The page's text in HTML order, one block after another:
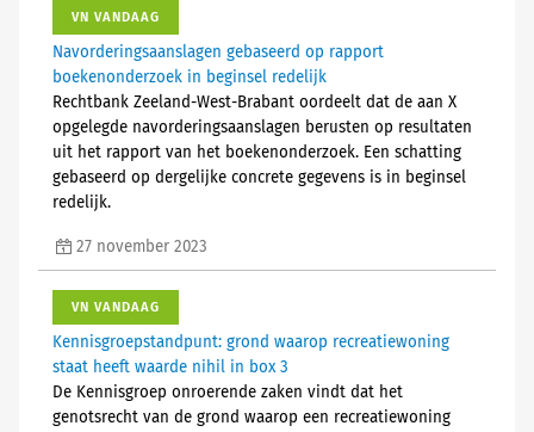
VN VANDAAG
Navorderingsaanslagen gebaseerd op rapport
boekenonderzoek in beginsel redelijk
Rechtbank Zeeland-West-Brabant oordeelt dat de aan X
opgelegde navorderingsaanslagen berusten op resultaten
uit het rapport van het boekenonderzoek. Een schatting
gebaseerd op dergelijke concrete gegevens is in beginsel
redelijk.
27 november 2023
VN VANDAAG
Kennisgroepstandpunt: grond waarop recreatiewoning
staat heeft waarde nihil in box 3
De Kennisgroep onroerende zaken vindt dat het
genotsrecht van de grond waarop een recreatiewoning